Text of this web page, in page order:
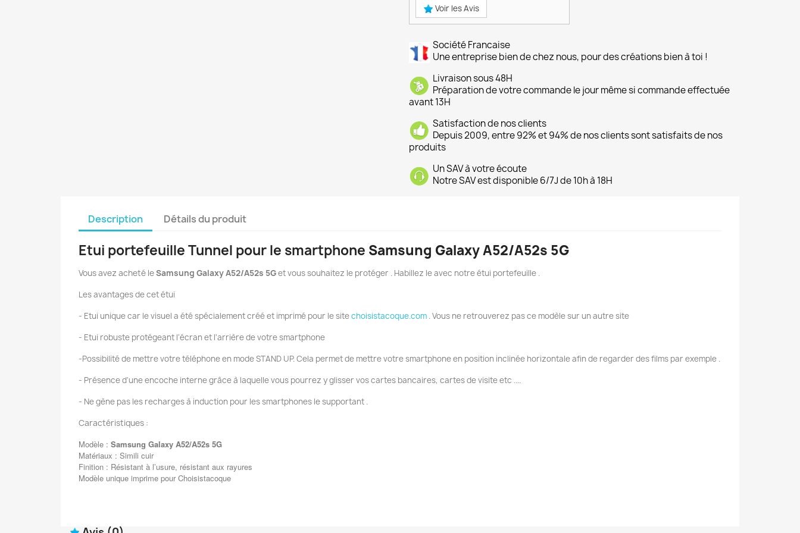
Voir les Avis
Société Francaise
Une entreprise bien de chez nous, pour des créations bien à toi !
Livraison sous 48H
Préparation de votre commande le jour même si commande effectuée
avant 13H
Satisfaction de nos clients
Depuis 2009, entre 92% et 94% de nos clients sont satisfaits de nos
produits
Un SAV à votre écoute
Notre SAV est disponible 6/7J de 10h à 18H
Description Détails du produit
Etui portefeuille Tunnel pour le smartphone Samsung Galaxy A52/A52s 5G
Vous avez acheté leSamsung Galaxy A52/A52s 5Get vous souhaitez le protéger . Habillez le avec notre étui portefeuille .
Les avantages de cet étui
- Etui unique car le visuel a été spécialement créé et imprimé pour le sitechoisistacoque.com . Vous ne retrouverez pas ce modèle sur un autre site
- Etui robuste protégeant l'écran et l'arrière de votre smartphone
-Possibilité de mettre votre téléphone en mode STAND UP. Cela permet de mettre votre smartphone en position inclinée horizontale afin de regarder des films par exemple .
- Présence d'une encoche interne grâce à laquelle vous pourrez y glisser vos cartes bancaires, cartes de visite etc ....
- Ne gène pas les recharges à induction pour les smartphones le supportant .
Caractéristiques :
Modèle : Samsung Galaxy A52/A52s 5G
Matériaux : Simili cuir
Finition : Résistant à l’usure, résistant aux rayures
Modèle unique imprime pour Choisistacoque